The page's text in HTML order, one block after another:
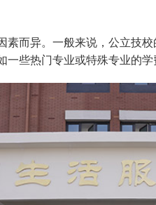
素而异。一般来说，公立技
些热门专业或特殊专业的学